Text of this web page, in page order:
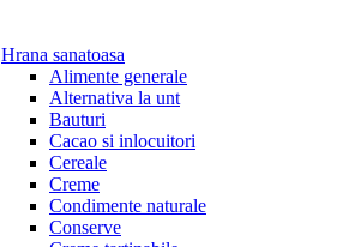
Hrana sanatoasa
Alimente generale
Alternativa la unt
Bauturi
Cacao si inlocuitori
Cereale
Creme
Condimente naturale
Conserve